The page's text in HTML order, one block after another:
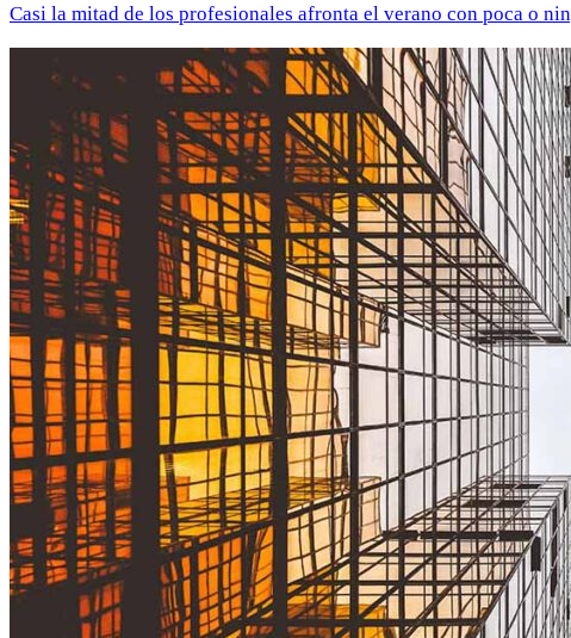
Casi la mitad de los profesionales afronta el verano con poca o